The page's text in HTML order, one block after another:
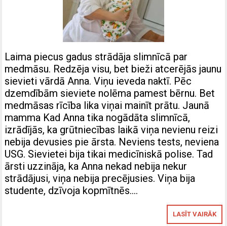
Laima piecus gadus strādāja slimnīcā par
medmāsu. Redzēja visu, bet bieži atcerējās jaunu
sievieti vārdā Anna. Viņu ieveda naktī. Pēc
dzemdībām sieviete nolēma pamest bērnu. Bet
medmāsas rīcība lika viņai mainīt prātu. Jaunā
mamma Kad Anna tika nogādāta slimnīcā,
izrādījās, ka grūtniecības laikā viņa nevienu reizi
nebija devusies pie ārsta. Neviens tests, neviena
USG. Sievietei bija tikai medicīniskā polise. Tad
ārsti uzzināja, ka Anna nekad nebija nekur
strādājusi, viņa nebija precējusies. Viņa bija
studente, dzīvoja kopmītnēs….
LASĪT VAIRĀK